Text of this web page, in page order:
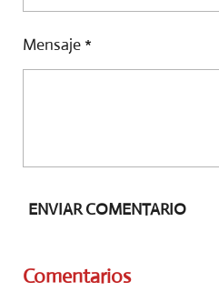
Mensaje *
ENVIAR COMENTARIO
Comentarios